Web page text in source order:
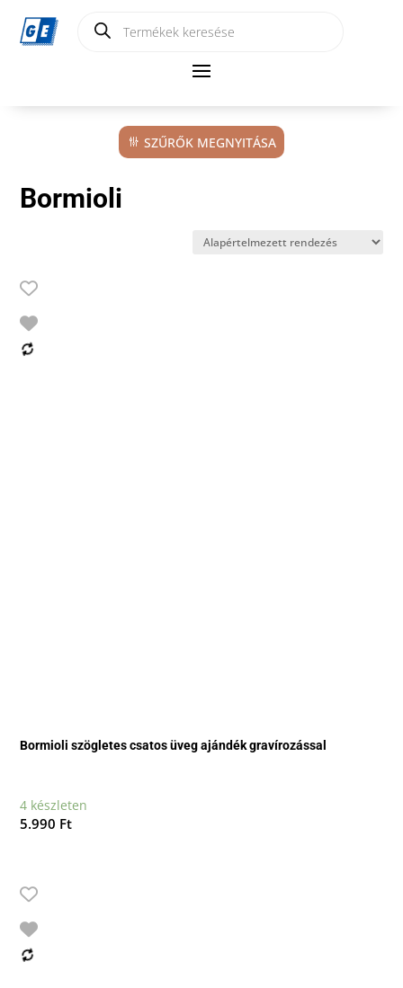
search
SZŰRŐK MEGNYITÁSA
Bormioli
Bormioli szögletes csatos üveg ajándék gravírozással
4 készleten
5.990 Ft